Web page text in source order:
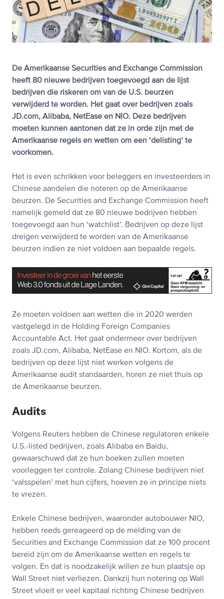
De Amerikaanse Securities and Exchange Commission
heeft 80 nieuwe bedrijven toegevoegd aan de lijst
bedrijven die riskeren om van de U.S. beurzen
verwijderd te worden. Het gaat over bedrijven zoals
JD.com, Alibaba, NetEase en NIO. Deze bedrijven
moeten kunnen aantonen dat ze in orde zijn met de
Amerikaanse regels en wetten om een ‘delisting’ te
voorkomen.
Het is even schrikken voor beleggers en investeerders in
Chinese aandelen die noteren op de Amerikaanse
beurzen. De Securities and Exchange Commission heeft
namelijk gemeld dat ze 80 nieuwe bedrijven hebben
toegevoegd aan hun ‘watchlist’. Bedrijven op deze lijst
dreigen verwijderd te worden van de Amerikaanse
beurzen indien ze niet voldoen aan bepaalde regels.
Ze moeten voldoen aan wetten die in 2020 werden
vastgelegd in de Holding Foreign Companies
Accountable Act. Het gaat ondermeer over bedrijven
zoals JD.com, Alibaba, NetEase en NIO. Kortom, als de
bedrijven op deze lijst niet werken volgens de
Amerikaanse audit standaarden, horen ze niet thuis op
de Amerikaanse beurzen.
Audits
Volgens Reuters hebben de Chinese regulatoren enkele
U.S.-listed bedrijven, zoals Alibaba en Baidu,
gewaarschuwd dat ze hun boeken zullen moeten
voorleggen ter controle. Zolang Chinese bedrijven niet
‘valsspelen’ met hun cijfers, hoeven ze in principe niets
te vrezen.
Enkele Chinese bedrijven, waaronder autobouwer NIO,
hebben reeds gereageerd op de melding van de
Securities and Exchange Commission dat ze 100 procent
bereid zijn om de Amerikaanse wetten en regels te
volgen. En dat is noodzakelijk willen ze hun plaatsje op
Wall Street niet verliezen. Dankzij hun notering op Wall
Street vloeit er veel kapitaal richting Chinese bedrijven